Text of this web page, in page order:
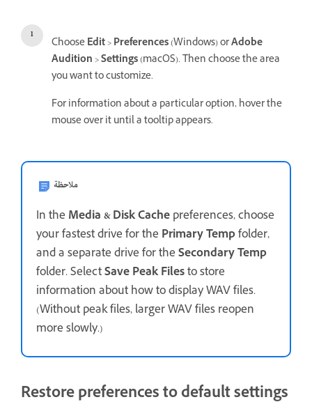
ChooseEdit>Preferences(Windows) orAdobe
Audition>Settings(macOS). Then choose the area
you want to customize.
For information about a particular option, hover the
mouse over it until a tooltip appears.
ملاحظة
In the Media & Disk Cachepreferences, choose
your fastest drive for the Primary Tempfolder,
and a separate drive for theSecondary Temp
folder. SelectSave Peak Filesto store
information about how to display WAV files.
(Without peak files, larger WAV files reopen
more slowly.)
Restore preferences to default settings